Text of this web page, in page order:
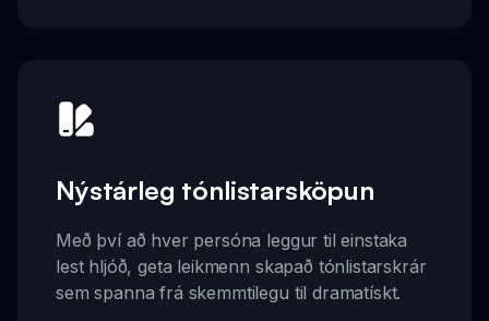
Nýstárleg tónlistarsköpun
Með því að hver persóna leggur til einstaka
lest hljóð, geta leikmenn skapað tónlistarskrár
sem spanna frá skemmtilegu til dramatískt.